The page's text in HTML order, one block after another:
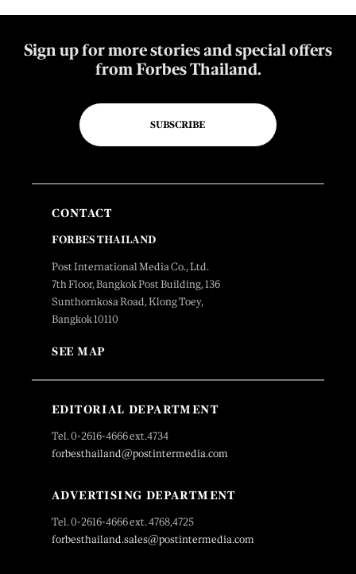
Sign up for more stories and special offers
from Forbes Thailand.
SUBSCRIBE
CONTACT
FORBES THAILAND
Post International Media Co., Ltd.
7th Floor, Bangkok Post Building, 136
Sunthornkosa Road, Klong Toey,
Bangkok 10110
SEE MAP
EDITORIAL DEPARTMENT
Tel. 0-2616-4666 ext.4734
forbesthailand@postintermedia.com
ADVERTISING DEPARTMENT
Tel. 0-2616-4666 ext. 4768,4725
forbesthailand.sales@postintermedia.com